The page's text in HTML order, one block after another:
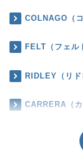
COLNAGO（コ
FELT（フェル
RIDLEY（リド
CARRERA（カ